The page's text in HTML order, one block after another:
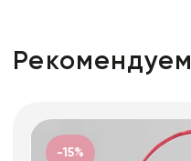
Рекомендуем
-15%